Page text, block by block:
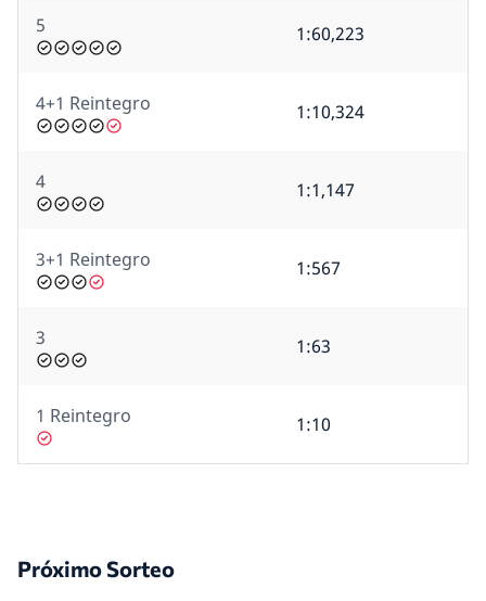
5 1:60,223
4+1 Reintegro 1:10,324
4 1:1,147
3+1 Reintegro 1:567
3 1:63
1 Reintegro 1:10
Próximo Sorteo